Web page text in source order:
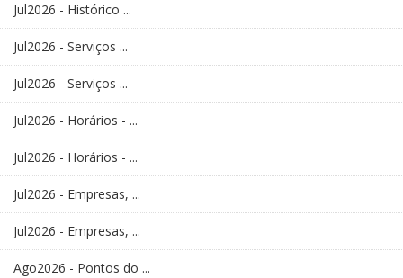
Jul2026 - Histórico ...
Jul2026 - Serviços ...
Jul2026 - Serviços ...
Jul2026 - Horários - ...
Jul2026 - Horários - ...
Jul2026 - Empresas, ...
Jul2026 - Empresas, ...
Ago2026 - Pontos do ...